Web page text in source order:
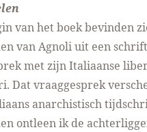
van het boek bevinden
van Agnoli uit een
met zijn Italiaanse
Dat vraaggesprek
anarchistisch
ontleen ik de